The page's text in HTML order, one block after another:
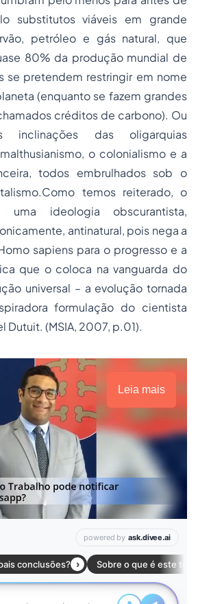
substitutos viáveis em grande
petróleo e gás natural, que
80% da produção mundial de
se pretendem restringir em nome
(enquanto se fazem grandes
créditos de carbono). Ou
inclinações das oligarquias
o colonialismo e a
todos embrulhados sob o
temos reiterado, o
uma ideologia obscurantista,
antinatural, pois nega a
sapiens para o progresso e a
que o coloca na vanguarda do
universal – a evolução tornada
formulação do cientista
Dutuit. (MSIA, 2007, p.01).
Leia mais